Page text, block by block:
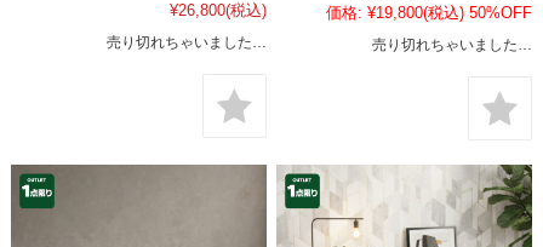
¥26,800(税込)
売り切れちゃいました…
価格: ¥19,800(税込) 50%OFF
売り切れちゃいました…